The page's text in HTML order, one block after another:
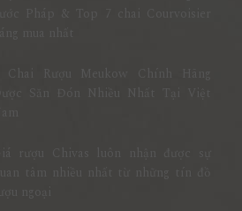
6 Chai Rượu Meukow Chính Hãng
Được Săn Đón Nhiều Nhất Tại Việt